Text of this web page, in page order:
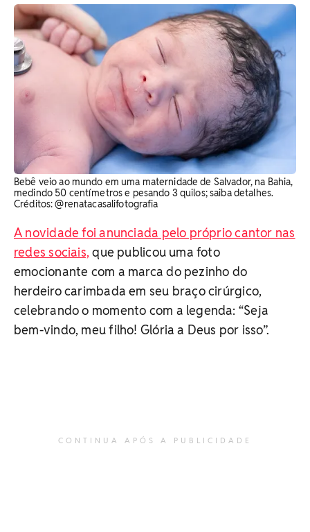
Bebê veio ao mundo em uma maternidade de Salvador, na Bahia,
medindo 50 centímetros e pesando 3 quilos; saiba detalhes.
Créditos: @renatacasalifotografia
A novidade foi anunciada pelo próprio cantor nas
redes sociais,que publicou uma foto
emocionante com a marca do pezinho do
herdeiro carimbada em seu braço cirúrgico,
celebrando o momento com a legenda: “Seja
bem-vindo, meu filho! Glória a Deus por isso”.
CONTINUA APÓS A PUBLICIDADE